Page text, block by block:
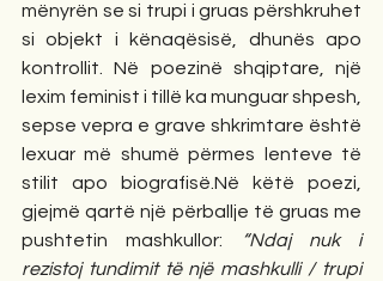
mënyrën se si trupi i gruas përshkruhet
si objekt i kënaqësisë, dhunës apo
kontrollit. Në poezinë shqiptare, një
lexim feminist i tillë ka munguar shpesh,
sepse vepra e grave shkrimtare është
lexuar më shumë përmes lenteve të
stilit apo biografisë.Në këtë poezi,
gjejmë qartë një përballje të gruas me
pushtetin mashkullor:
“Ndaj nuk i
rezistoj tundimit të një mashkulli / trupi